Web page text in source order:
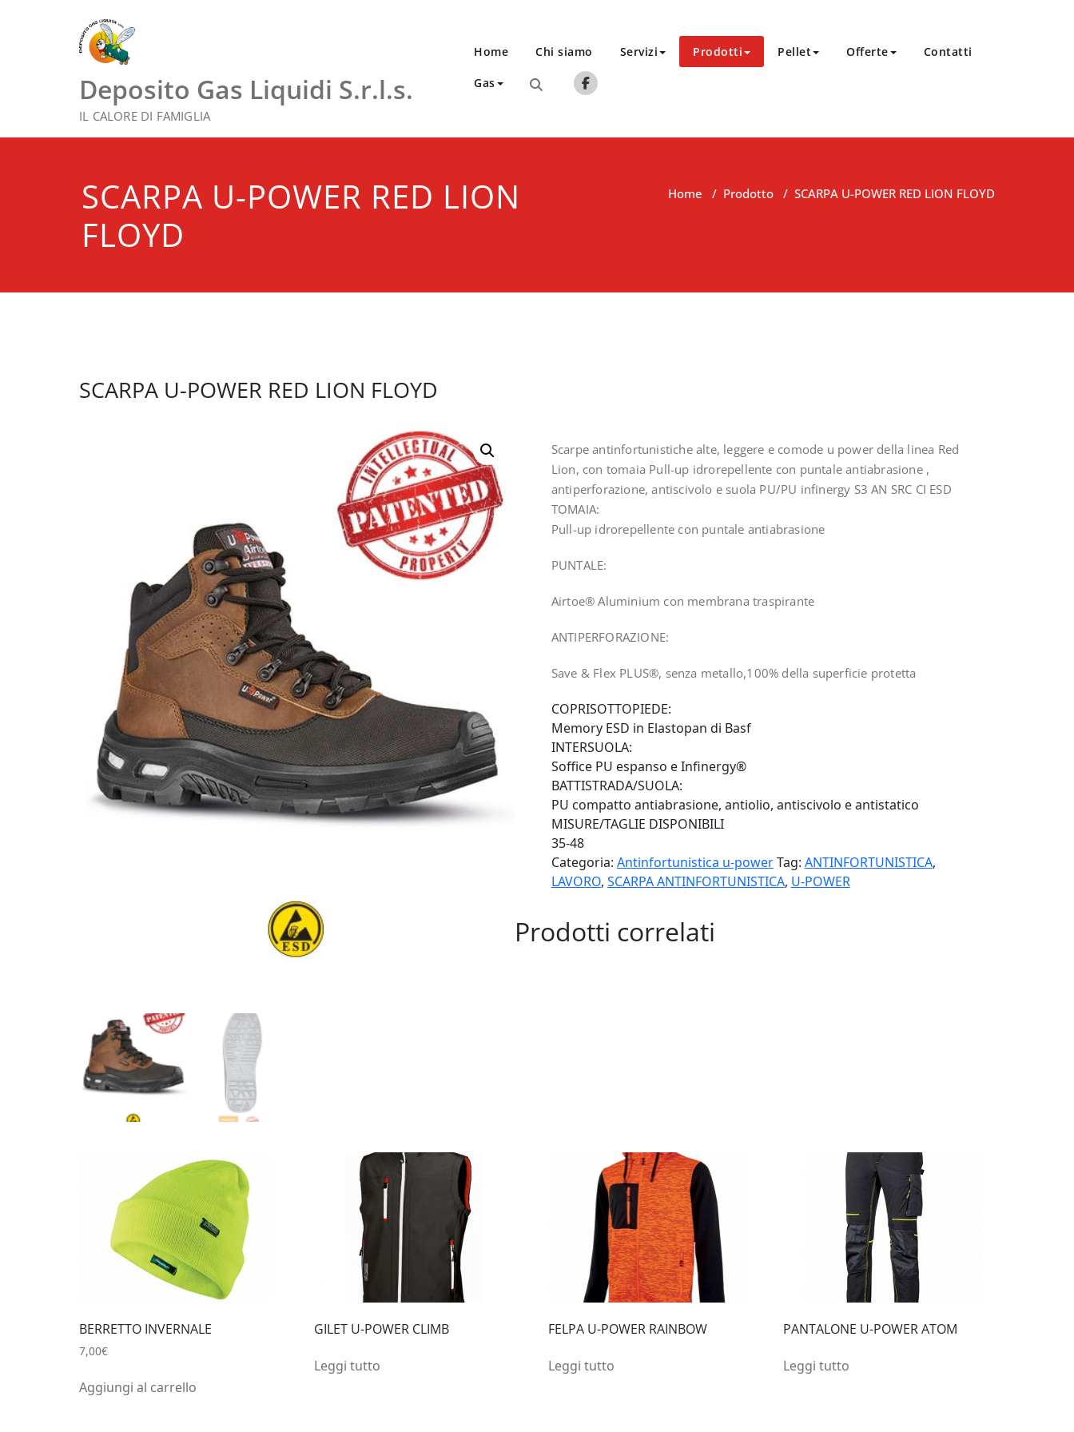
Deposito Gas Liquidi S.r.l.s.
IL CALORE DI FAMIGLIA
Home Chi siamo Servizi Prodotti Pellet Offerte Contatti
Gas
SCARPA U-POWER RED LION
FLOYD
Home / Prodotto / SCARPA U-POWER RED LION FLOYD
SCARPA U-POWER RED LION FLOYD
Scarpe antinfortunistiche alte, leggere e comode u power della linea Red
Lion, con tomaia Pull-up idrorepellente con puntale antiabrasione ,
antiperforazione, antiscivolo e suola PU/PU infinergy S3 AN SRC CI ESD
TOMAIA:
Pull-up idrorepellente con puntale antiabrasione
PUNTALE:
Airtoe® Aluminium con membrana traspirante
ANTIPERFORAZIONE:
Save & Flex PLUS®, senza metallo,100% della superficie protetta
COPRISOTTOPIEDE:
Memory ESD in Elastopan di Basf
INTERSUOLA:
Soffice PU espanso e Infinergy®
BATTISTRADA/SUOLA:
PU compatto antiabrasione, antiolio, antiscivolo e antistatico
MISURE/TAGLIE DISPONIBILI
35-48
Categoria: Antinfortunistica u-powerTag: ANTINFORTUNISTICA,
LAVORO, SCARPA ANTINFORTUNISTICA, U-POWER
Prodotti correlati
BERRETTO INVERNALE
7,00€
Aggiungi al carrello
GILET U-POWER CLIMB
Leggi tutto
FELPA U-POWER RAINBOW
Leggi tutto
PANTALONE U-POWER ATOM
Leggi tutto